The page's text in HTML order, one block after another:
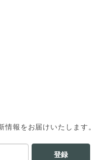
報をお届けいたします。
登録